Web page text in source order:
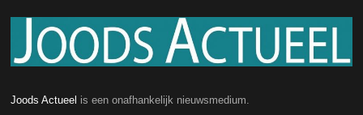
Joods Actueel is een onafhankelijk nieuwsmedium.